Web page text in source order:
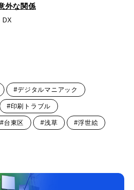
外な関係
DX
#デジタルマニアック
#印刷トラブル
#台東区 #浅草 #浮世絵